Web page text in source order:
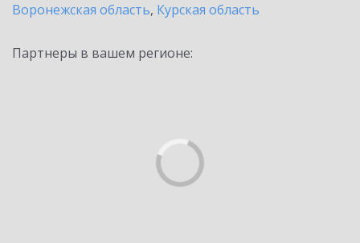
Воронежская область, Курская область
Партнеры в вашем регионе: